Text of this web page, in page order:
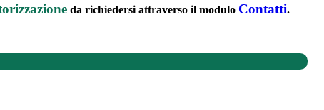
da richiedersi attraverso il modulo Contatti.